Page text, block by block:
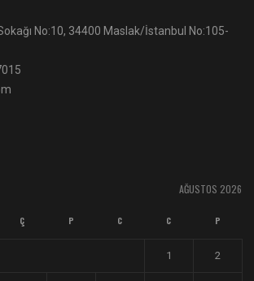
No:10, 34400 Maslak/İstanbul No:105-
AĞUSTOS 2026
Ç P C C P
1 2